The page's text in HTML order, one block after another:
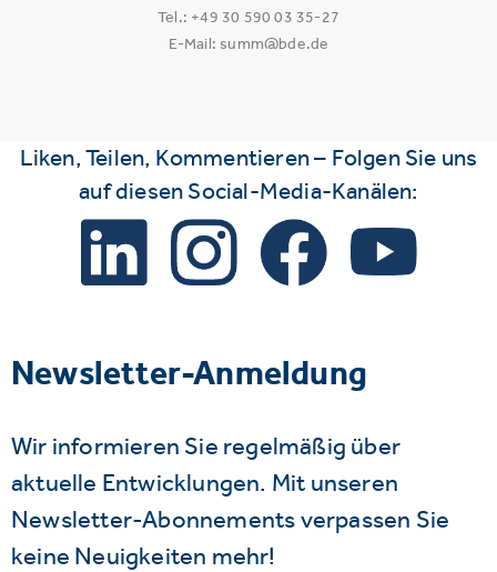
Tel.: +49 30 590 03 35-27
E-Mail: summ@bde.de
Liken, Teilen, Kommentieren – Folgen Sie uns
auf diesen Social-Media-Kanälen:
Newsletter-Anmeldung
Wir informieren Sie regelmäßig über
aktuelle Entwicklungen. Mit unseren
Newsletter-Abonnements verpassen Sie
keine Neuigkeiten mehr!